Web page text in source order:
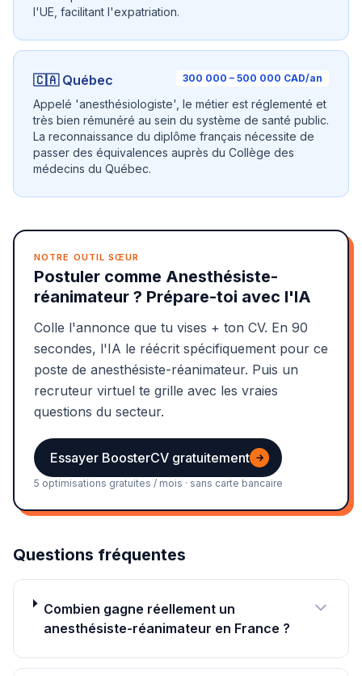
l'UE, facilitant l'expatriation.
🇨🇦 Québec 300 000 – 500 000 CAD/an
Appelé 'anesthésiologiste', le métier est réglementé et
très bien rémunéré au sein du système de santé public.
La reconnaissance du diplôme français nécessite de
passer des équivalences auprès du Collège des
médecins du Québec.
NOTRE OUTIL SŒUR
Postuler comme Anesthésiste-
réanimateur ? Prépare-toi avec l'IA
Colle l'annonce que tu vises + ton CV. En 90
secondes, l'IA le réécrit spécifiquement pour ce
poste de anesthésiste-réanimateur. Puis un
recruteur virtuel te grille avec les vraies
questions du secteur.
Essayer BoosterCV gratuitement →
5 optimisations gratuites / mois · sans carte bancaire
Questions fréquentes
Combien gagne réellement un
anesthésiste-réanimateur en France ?